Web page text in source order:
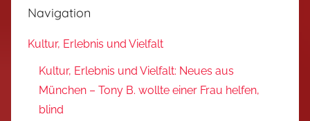
Navigation
Kultur, Erlebnis und Vielfalt
Kultur, Erlebnis und Vielfalt: Neues aus
München – Tony B. wollte einer Frau helfen,
blind